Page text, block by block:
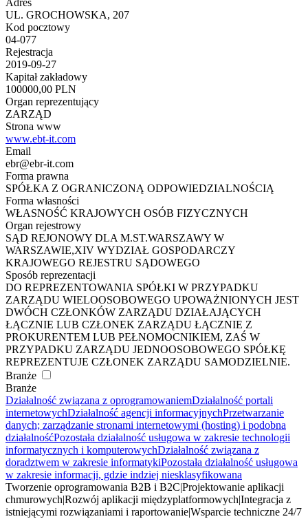
Adres
UL. GROCHOWSKA, 207
Kod pocztowy
04-077
Rejestracja
2019-09-27
Kapitał zakładowy
100000,00 PLN
Organ reprezentujący
ZARZĄD
Strona www
www.ebt-it.com
Email
ebr@ebr-it.com
Forma prawna
SPÓŁKA Z OGRANICZONĄ ODPOWIEDZIALNOŚCIĄ
Forma własności
WŁASNOŚĆ KRAJOWYCH OSÓB FIZYCZNYCH
Organ rejestrowy
SĄD REJONOWY DLA M.ST.WARSZAWY W
WARSZAWIE,XIV WYDZIAŁ GOSPODARCZY
KRAJOWEGO REJESTRU SĄDOWEGO
Sposób reprezentacji
DO REPREZENTOWANIA SPÓŁKI W PRZYPADKU
ZARZĄDU WIELOOSOBOWEGO UPOWAŻNIONYCH JEST
DWÓCH CZŁONKÓW ZARZĄDU DZIAŁAJĄCYCH
ŁĄCZNIE LUB CZŁONEK ZARZĄDU ŁĄCZNIE Z
PROKURENTEM LUB PEŁNOMOCNIKIEM, ZAŚ W
PRZYPADKU ZARZĄDU JEDNOOSOBOWEGO SPÓŁKĘ
REPREZENTUJE CZŁONEK ZARZĄDU SAMODZIELNIE.
Branże
Branże
Działalność związana z oprogramowaniemDziałalność portali
internetowychDziałalność agencji informacyjnychPrzetwarzanie
danych; zarządzanie stronami internetowymi (hosting) i podobna
działalnośćPozostała działalność usługowa w zakresie technologii
informatycznych i komputerowychDziałalność związana z
doradztwem w zakresie informatykiPozostała działalność usługowa
w zakresie informacji, gdzie indziej niesklasyfikowana
Tworzenie oprogramowania B2B i B2C Projektowanie aplikacji
chmurowychRozwój aplikacji międzyplatformowychIntegracja z
istniejącymi rozwiązaniami i raportowanieWsparcie techniczne 24/7